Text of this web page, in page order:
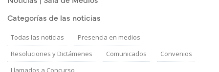
Categorías de las noticias
Todas las noticias
Presencia en medios
Resoluciones y Dictámenes
Comunicados
Convenios
Llamados a Concurso